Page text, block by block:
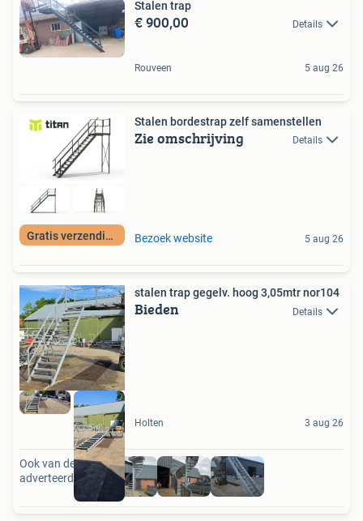
Stalen trap
€ 900,00 Details
Rouveen 5 aug 26
Gratis verzending
Stalen bordestrap zelf samenstellen
Zie omschrijving Details
Bezoek website 5 aug 26
stalen trap gegelv. hoog 3,05mtr nor104
Bieden Details
Holten 3 aug 26
Ook van deze
adverteerder